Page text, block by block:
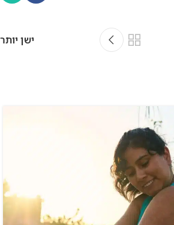
ישן יותר